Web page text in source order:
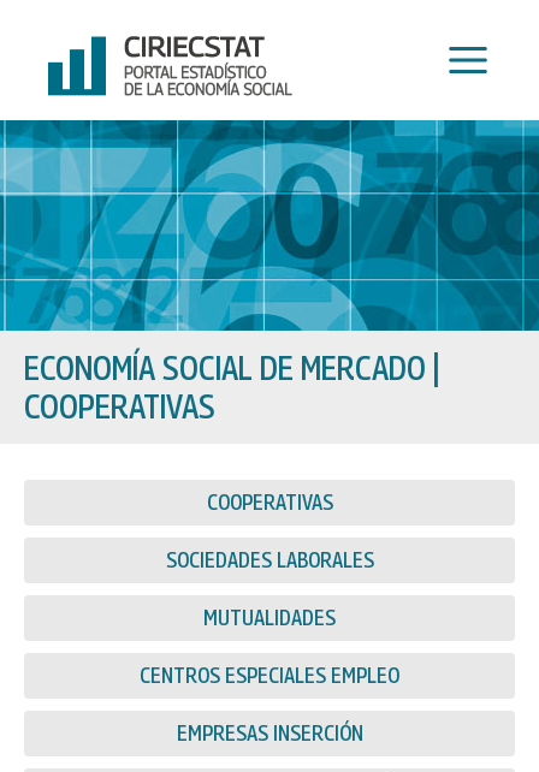
contenido
ECONOMÍA SOCIAL DE MERCADO
COOPERATIVAS
COOPERATIVAS
SOCIEDADES LABORALES
MUTUALIDADES
CENTROS ESPECIALES EMPLEO
EMPRESAS INSERCIÓN